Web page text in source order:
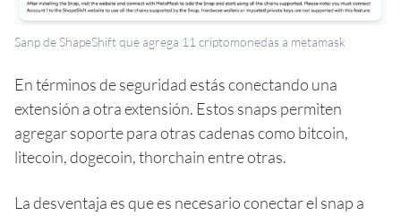
Sanp de ShapeShift que agrega 11 criptomonedas a metamask
En términos de seguridad estás conectando una
extensión a otra extensión. Estos snaps permiten
agregar soporte para otras cadenas como bitcoin,
litecoin, dogecoin, thorchain entre otras.
La desventaja es que es necesario conectar el snap a